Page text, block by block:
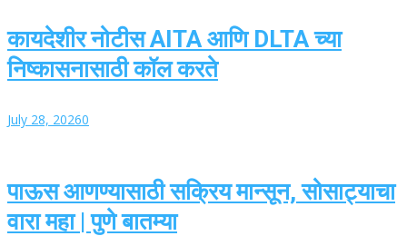
कायदेशीर नोटीस AITA आणि DLTA च्या
निष्कासनासाठी कॉल करते
July 28, 20260
पाऊस आणण्यासाठी सक्रिय मान्सून, सोसाट्याचा
वारा महा | पुणे बातम्या